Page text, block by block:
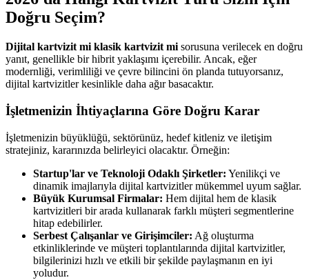
Doğru Seçim?
Dijital kartvizit mi klasik kartvizit mi sorusuna verilecek en doğru
yanıt, genellikle bir hibrit yaklaşımı içerebilir. Ancak, eğer
modernliği, verimliliği ve çevre bilincini ön planda tutuyorsanız,
dijital kartvizitler kesinlikle daha ağır basacaktır.
İşletmenizin İhtiyaçlarına Göre Doğru Karar
İşletmenizin büyüklüğü, sektörünüz, hedef kitleniz ve iletişim
stratejiniz, kararınızda belirleyici olacaktır. Örneğin:
Startup'lar ve Teknoloji Odaklı Şirketler: Yenilikçi ve
dinamik imajlarıyla dijital kartvizitler mükemmel uyum sağlar.
Büyük Kurumsal Firmalar: Hem dijital hem de klasik
kartvizitleri bir arada kullanarak farklı müşteri segmentlerine
hitap edebilirler.
Serbest Çalışanlar ve Girişimciler: Ağ oluşturma
etkinliklerinde ve müşteri toplantılarında dijital kartvizitler,
bilgilerinizi hızlı ve etkili bir şekilde paylaşmanın en iyi
yoludur.